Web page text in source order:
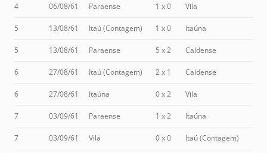
4 06/08/61 Paraense 1 x 0 Vila
5 13/08/61 Itaú (Contagem) 1 x 0 Itaúna
5 13/08/61 Paraense 5 x 2 Caldense
6 27/08/61 Itaú (Contagem) 2 x 1 Caldense
6 27/08/61 Itaúna 0 x 2 Vila
7 03/09/61 Paraense 1 x 2 Itaúna
7 03/09/61 Vila 0 x 0 Itaú (Contagem)